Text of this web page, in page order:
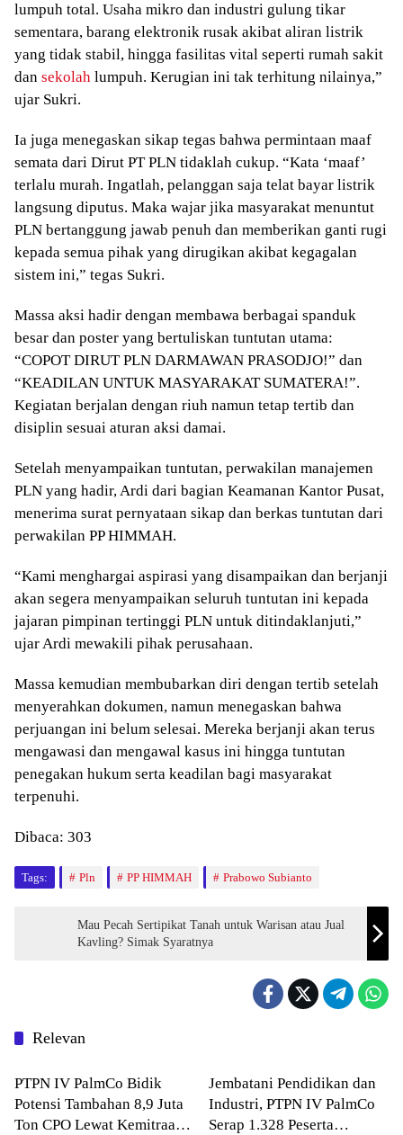
lumpuh total. Usaha mikro dan industri gulung tikar
sementara, barang elektronik rusak akibat aliran listrik
yang tidak stabil, hingga fasilitas vital seperti rumah sakit
dan sekolah lumpuh. Kerugian ini tak terhitung nilainya,”
ujar Sukri.
Ia juga menegaskan sikap tegas bahwa permintaan maaf
semata dari Dirut PT PLN tidaklah cukup. “Kata ‘maaf’
terlalu murah. Ingatlah, pelanggan saja telat bayar listrik
langsung diputus. Maka wajar jika masyarakat menuntut
PLN bertanggung jawab penuh dan memberikan ganti rugi
kepada semua pihak yang dirugikan akibat kegagalan
sistem ini,” tegas Sukri.
Massa aksi hadir dengan membawa berbagai spanduk
besar dan poster yang bertuliskan tuntutan utama:
“COPOT DIRUT PLN DARMAWAN PRASODJO!” dan
“KEADILAN UNTUK MASYARAKAT SUMATERA!”.
Kegiatan berjalan dengan riuh namun tetap tertib dan
disiplin sesuai aturan aksi damai.
Setelah menyampaikan tuntutan, perwakilan manajemen
PLN yang hadir, Ardi dari bagian Keamanan Kantor Pusat,
menerima surat pernyataan sikap dan berkas tuntutan dari
perwakilan PP HIMMAH.
“Kami menghargai aspirasi yang disampaikan dan berjanji
akan segera menyampaikan seluruh tuntutan ini kepada
jajaran pimpinan tertinggi PLN untuk ditindaklanjuti,”
ujar Ardi mewakili pihak perusahaan.
Massa kemudian membubarkan diri dengan tertib setelah
menyerahkan dokumen, namun menegaskan bahwa
perjuangan ini belum selesai. Mereka berjanji akan terus
mengawasi dan mengawal kasus ini hingga tuntutan
penegakan hukum serta keadilan bagi masyarakat
terpenuhi.
Dibaca: 303
Tags: Pln PP HIMMAH Prabowo Subianto
Mau Pecah Sertipikat Tanah untuk Warisan atau Jual
Kavling? Simak Syaratnya
Relevan
NASIONAL
PTPN IV PalmCo Bidik
Potensi Tambahan 8,9 Juta
Ton CPO Lewat Kemitraan
Jembatani Pendidikan dan
Industri, PTPN IV PalmCo
Serap 1.328 Peserta